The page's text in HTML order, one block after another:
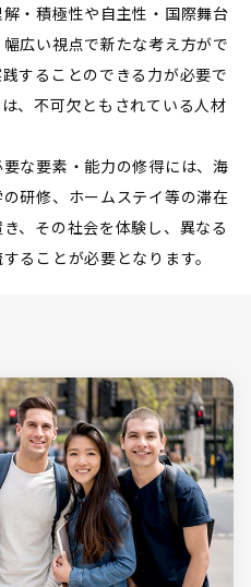
・積極性や自主性・国際舞台
広い視点で新たな考え方がで
することのできる力が必要で
、不可欠ともされている人材
な要素・能力の修得には、海
研修、ホームステイ等の滞在
、その社会を体験し、異なる
ることが必要となります。